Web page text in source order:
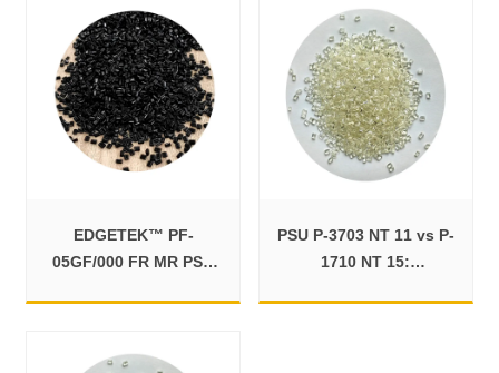
EDGETEK™ PF-
05GF/000 FR MR PSU
PSU P-3703 NT 11 vs P-
1710 NT 15: